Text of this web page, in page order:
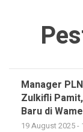
Manager
Zulkifli
Baru di
19 August 2025 -